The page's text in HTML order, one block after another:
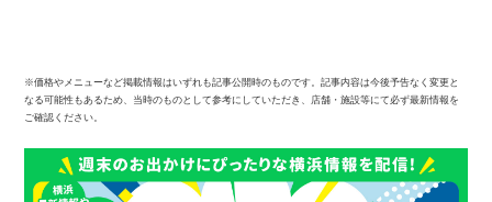
※価格やメニューなど掲載情報はいずれも記事公開時のものです。記事内容は今後予告なく変更と
なる可能性もあるため、当時のものとして参考にしていただき、店舗・施設等にて必ず最新情報を
ご確認ください。